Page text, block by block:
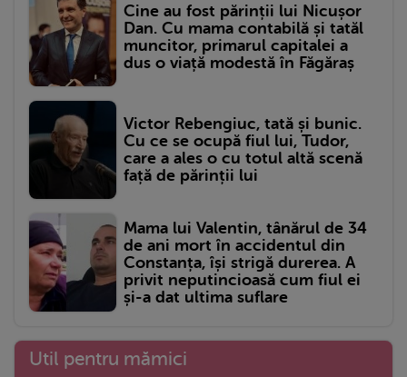
Cine au fost părinții lui Nicușor
Dan. Cu mama contabilă și tatăl
muncitor, primarul capitalei a
dus o viață modestă în Făgăraș
Victor Rebengiuc, tată și bunic.
Cu ce se ocupă fiul lui, Tudor,
care a ales o cu totul altă scenă
față de părinții lui
Mama lui Valentin, tânărul de 34
de ani mort în accidentul din
Constanța, își strigă durerea. A
privit neputincioasă cum fiul ei
și-a dat ultima suflare
Util pentru mămici